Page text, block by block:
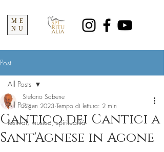
ME
NU
Post
All Posts
festival, musica, spiritualità
All Posts
Cantico dei Cantici a
Sant'Agnese in Agone
Stefano Sabene
7 gen 2023 Tempo di lettura: 2 min